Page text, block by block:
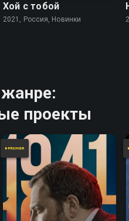
Хой с тобой
2021, Россия, Новинки
проекты